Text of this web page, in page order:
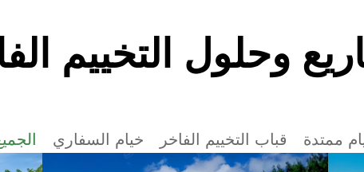
وحلول التخييم
خيام السفاري قباب التخييم الفاخر ممتدة